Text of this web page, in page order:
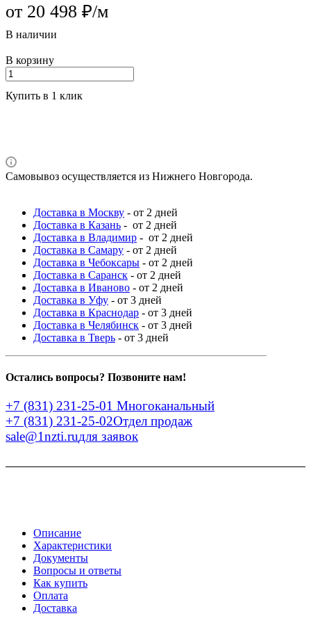
от 20 498 ₽/м
В наличии
В корзину
Купить в 1 клик
Самовывоз осуществляется из Нижнего Новгорода.
Доставка в Москву - от 2 дней
Доставка в Казань - от 2 дней
Доставка в Владимир - от 2 дней
Доставка в Самару - от 2 дней
Доставка в Чебоксары - от 2 дней
Доставка в Саранск - от 2 дней
Доставка в Иваново - от 2 дней
Доставка в Уфу - от 3 дней
Доставка в Краснодар - от 3 дней
Доставка в Челябинск - от 3 дней
Доставка в Тверь - от 3 дней
Остались вопросы? Позвоните нам!
+7 (831) 231-25-01 Многоканальный
+7 (831) 231-25-02Отдел продаж
sale@1nzti.ruдля заявок
Описание
Характеристики
Документы
Вопросы и ответы
Как купить
Оплата
Доставка